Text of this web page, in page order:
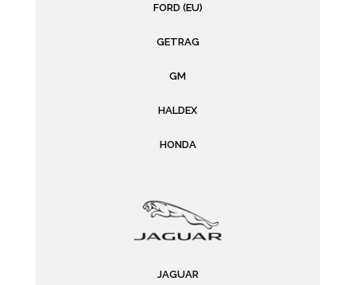
FORD (EU)
GETRAG
GM
HALDEX
HONDA
JAGUAR